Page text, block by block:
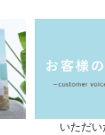
いただい